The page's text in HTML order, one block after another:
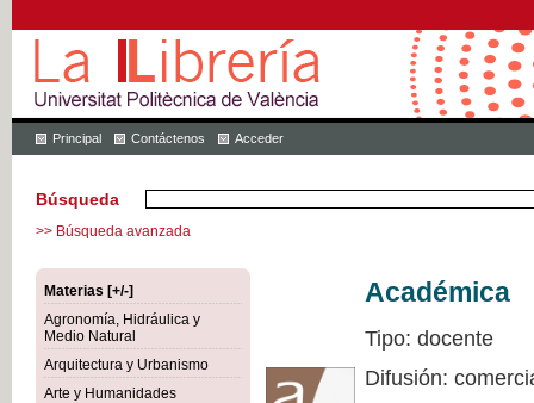
Principal Contáctenos Acceder
Búsqueda
>> Búsqueda avanzada
Materias [+/-]
Agronomía, Hidráulica y
Medio Natural
Arquitectura y Urbanismo
Arte y Humanidades
Académica
Tipo: docente
Difusión: